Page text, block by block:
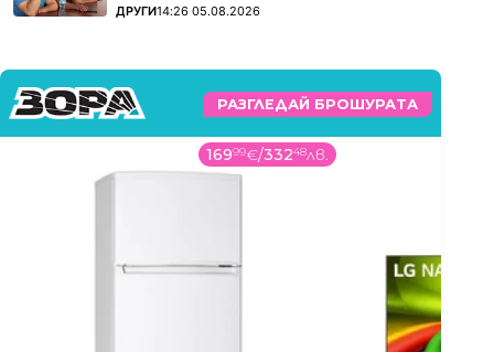
ПОВЕЧЕ ОТ
ДРУГИ14:26 05.08.2026
РАЗГЛЕДАЙ БРОШУРАТА
16999€/33248лв.